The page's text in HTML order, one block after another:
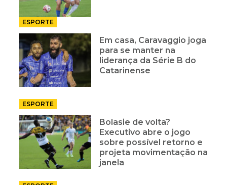
ESPORTE
Em casa, Caravaggio joga
para se manter na
liderança da Série B do
Catarinense
ESPORTE
Bolasie de volta?
Executivo abre o jogo
sobre possível retorno e
projeta movimentação na
janela